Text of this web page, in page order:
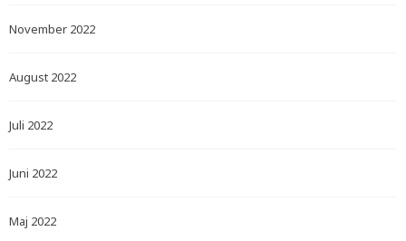
November 2022
August 2022
Juli 2022
Juni 2022
Maj 2022